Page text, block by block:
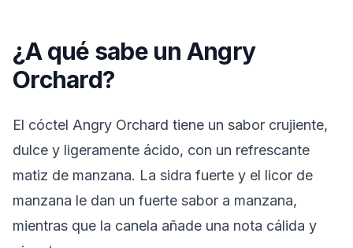
¿A qué sabe un Angry
Orchard?
El cóctel Angry Orchard tiene un sabor crujiente,
dulce y ligeramente ácido, con un refrescante
matiz de manzana. La sidra fuerte y el licor de
manzana le dan un fuerte sabor a manzana,
mientras que la canela añade una nota cálida y